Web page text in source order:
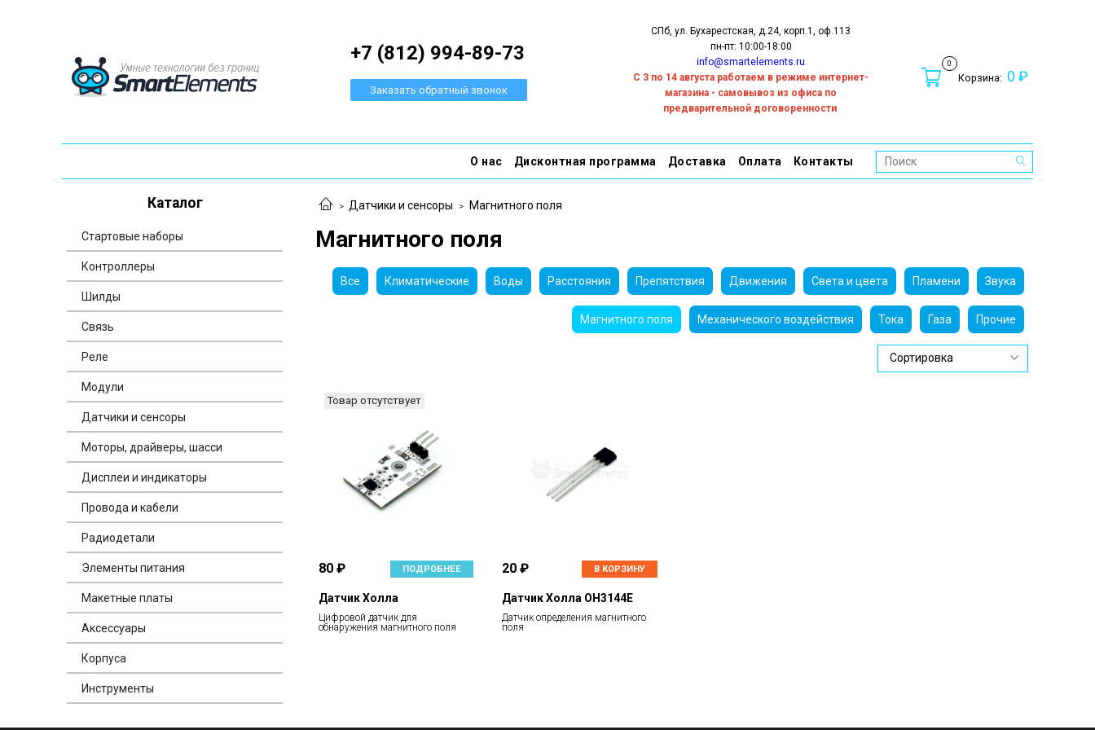
+7 (812) 994-89-73
Заказать обратный звонок
СПб, ул. Бухарестская, д.24, корп.1, оф.113
пн-пт: 10:00-18:00
info@smartelements.ru
С 3 по 14 августа работаем в режиме интернет-
магазина - самовывоз из офиса по
предварительной договоренности
0
Корзина: 0 ₽
О нас Дисконтная программа Доставка Оплата Контакты
Датчики и сенсоры Магнитного поля
Магнитного поля
Все Климатические Воды Расстояния Препятствия Движения Света и цвета Пламени Звука
Магнитного поля Механического воздействия Тока Газа Прочие
Товар отсутствует
80 ₽ ПОДРОБНЕЕ
Датчик Холла
Цифровой датчик для
обнаружения магнитного поля
20 ₽ В КОРЗИНУ
Датчик Холла OH3144E
Датчик определения магнитного
поля
Каталог
Стартовые наборы
Контроллеры
Шилды
Связь
Реле
Модули
Датчики и сенсоры
Моторы, драйверы, шасси
Дисплеи и индикаторы
Провода и кабели
Радиодетали
Элементы питания
Макетные платы
Аксессуары
Корпуса
Инструменты